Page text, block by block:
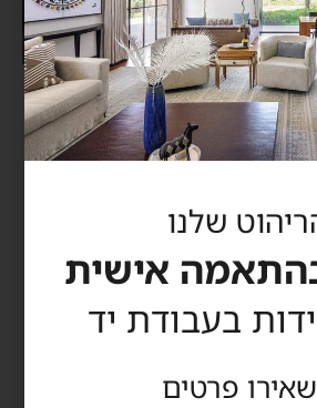
Pablo chair
שלנו
אישית
בעבודת יד
פרטים